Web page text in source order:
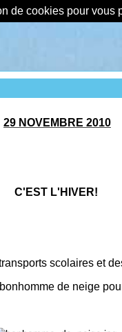
de cookies pour vous
29 NOVEMBRE 2010
C'EST L'HIVER!
scolaires et
de neige